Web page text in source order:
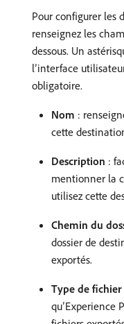
Pour configurer les
renseignez les
dessous. Un
l’interface
obligatoire.
Nom :
cette
Description :
mentionner la
utilisez cette
Chemin du
dossier de
exportés.
Type de fichier
qu’Experience